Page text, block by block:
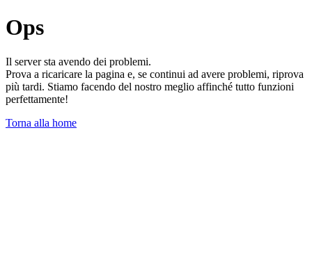
Ops
Il server sta avendo dei problemi.
Prova a ricaricare la pagina e, se continui ad avere problemi, riprova
più tardi. Stiamo facendo del nostro meglio affinché tutto funzioni
perfettamente!
Torna alla home